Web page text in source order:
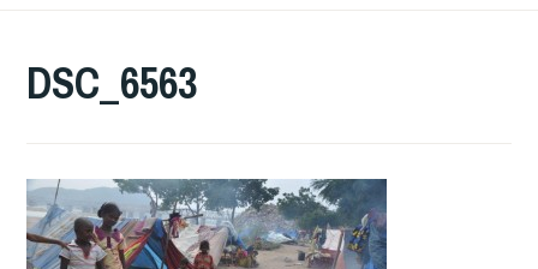
DSC_6563